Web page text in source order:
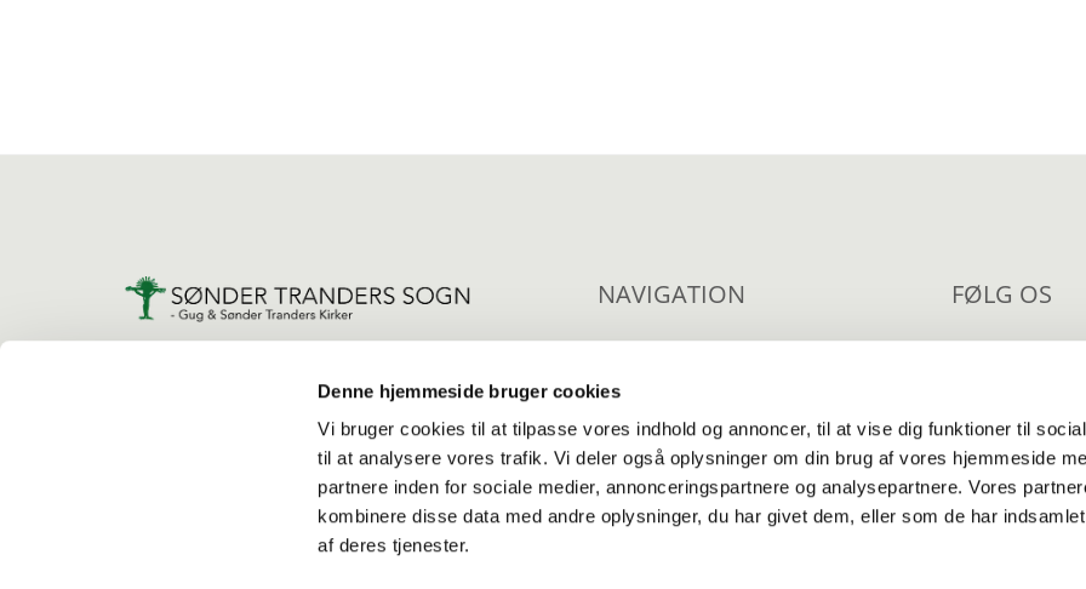
Denne hjemmeside bruger cookies
Vi bruger cookies til at tilpasse vores indhold og annoncer, til at vise dig funktioner til
til at analysere vores trafik. Vi deler også oplysninger om din brug af vores hjemmeside
partnere inden for sociale medier, annonceringspartnere og analysepartnere. Vores
kombinere disse data med andre oplysninger, du har givet dem, eller som de har
af deres tjenester.
NAVIGATION
Livsbegivenheder
Fællesskaber
FØLG OS
Kirkeblad